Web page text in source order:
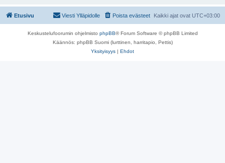
Etusivu Kaikki ajat ovat UTC+03:00
Poista evästeet
Viesti Ylläpidolle
Keskustelufoorumin ohjelmisto phpBB® Forum Software © phpBB Limited
Käännös: phpBB Suomi (lurttinen, harritapio, Pettis)
Yksityisyys | Ehdot